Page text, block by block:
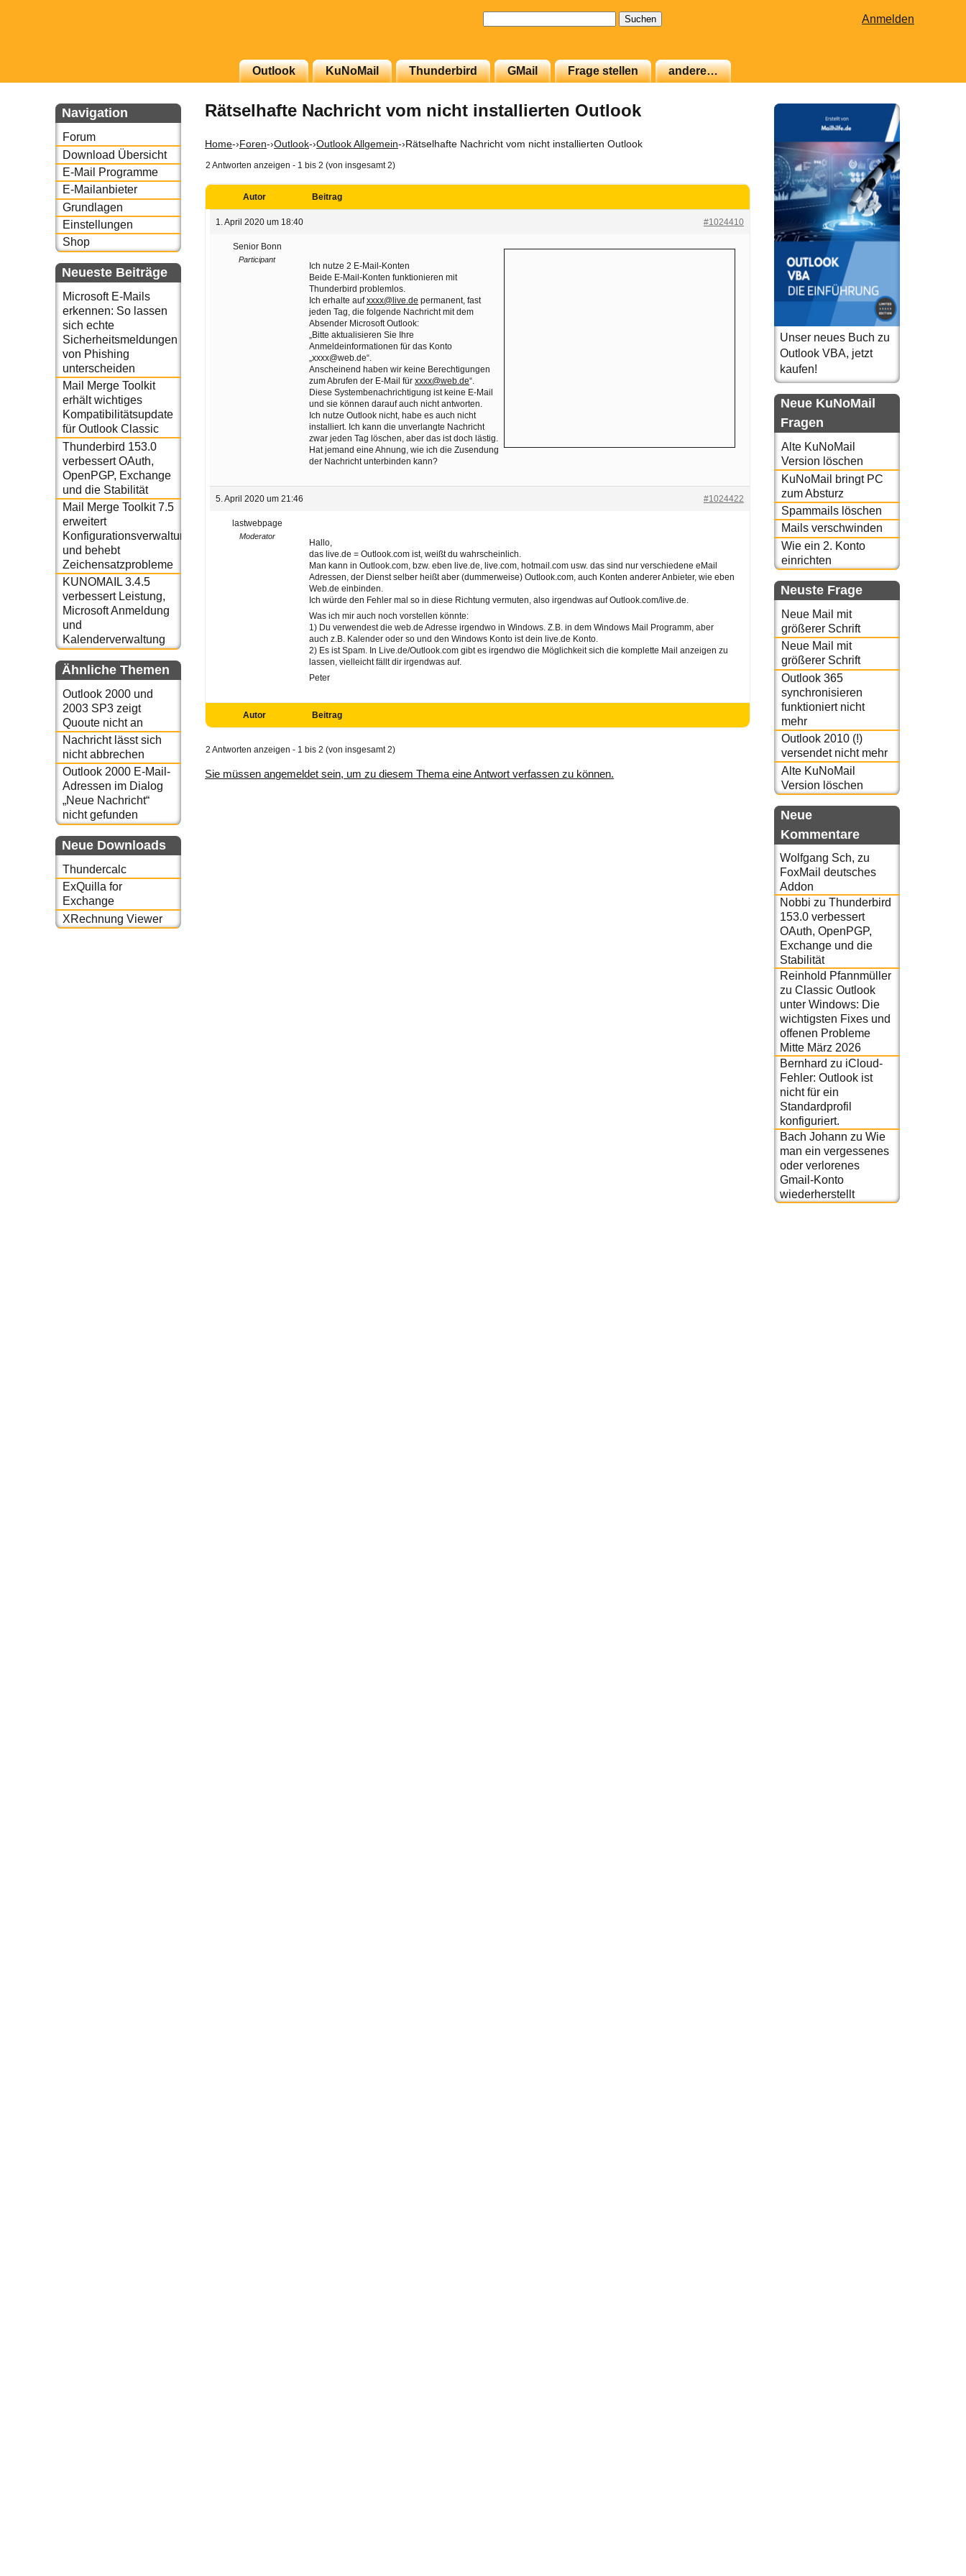
Anmelden
Outlook KuNoMail Thunderbird GMail Frage stellen andere…
Navigation
Forum
Download Übersicht
E-Mail Programme
E-Mailanbieter
Grundlagen
Einstellungen
Shop
Neueste Beiträge
Microsoft E-Mails
erkennen: So lassen
sich echte
Sicherheitsmeldungen
von Phishing
unterscheiden
Mail Merge Toolkit
erhält wichtiges
Kompatibilitätsupdate
für Outlook Classic
Thunderbird 153.0
verbessert OAuth,
OpenPGP, Exchange
und die Stabilität
Mail Merge Toolkit 7.5
erweitert
Konfigurationsverwaltung
und behebt
Zeichensatzprobleme
KUNOMAIL 3.4.5
verbessert Leistung,
Microsoft Anmeldung
und
Kalenderverwaltung
Ähnliche Themen
Outlook 2000 und
2003 SP3 zeigt
Quoute nicht an
Nachricht lässt sich
nicht abbrechen
Outlook 2000 E-Mail-
Adressen im Dialog
„Neue Nachricht“
nicht gefunden
Neue Downloads
Thundercalc
ExQuilla for
Exchange
XRechnung Viewer
Rätselhafte Nachricht vom nicht installierten Outlook
Home-›Foren-›Outlook-›Outlook Allgemein-›Rätselhafte Nachricht vom nicht installierten Outlook
2 Antworten anzeigen - 1 bis 2 (von insgesamt 2)
Autor Beitrag
1. April 2020 um 18:40 #1024410
Senior Bonn
Participant
Ich nutze 2 E-Mail-Konten
Beide E-Mail-Konten funktionieren mit
Thunderbird problemlos.
Ich erhalte aufxxxx@live.de permanent, fast
jeden Tag, die folgende Nachricht mit dem
Absender Microsoft Outlook:
„Bitte aktualisieren Sie Ihre
Anmeldeinformationen für das Konto
„xxxx@web.de“.
Anscheinend haben wir keine Berechtigungen
zum Abrufen der E-Mail fürxxxx@web.de“.
Diese Systembenachrichtigung ist keine E-Mail
und sie können darauf auch nicht antworten.
Ich nutze Outlook nicht, habe es auch nicht
installiert. Ich kann die unverlangte Nachricht
zwar jeden Tag löschen, aber das ist doch lästig.
Hat jemand eine Ahnung, wie ich die Zusendung
der Nachricht unterbinden kann?
5. April 2020 um 21:46 #1024422
lastwebpage
Moderator
Hallo,
das live.de = Outlook.com ist, weißt du wahrscheinlich.
Man kann in Outlook.com, bzw. eben live.de, live.com, hotmail.com usw. das sind nur verschiedene eMail
Adressen, der Dienst selber heißt aber (dummerweise) Outlook.com, auch Konten anderer Anbieter, wie eben
Web.de einbinden.
Ich würde den Fehler mal so in diese Richtung vermuten, also irgendwas auf Outlook.com/live.de.
Was ich mir auch noch vorstellen könnte:
1) Du verwendest die web.de Adresse irgendwo in Windows. Z.B. in dem Windows Mail Programm, aber
auch z.B. Kalender oder so und den Windows Konto ist dein live.de Konto.
2) Es ist Spam. In Live.de/Outlook.com gibt es irgendwo die Möglichkeit sich die komplette Mail anzeigen zu
lassen, vielleicht fällt dir irgendwas auf.
Peter
Autor Beitrag
2 Antworten anzeigen - 1 bis 2 (von insgesamt 2)
Sie müssen angemeldet sein, um zu diesem Thema eine Antwort verfassen zu können.
Unser neues Buch zu
Outlook VBA, jetzt
kaufen!
Neue KuNoMail
Fragen
Alte KuNoMail
Version löschen
KuNoMail bringt PC
zum Absturz
Spammails löschen
Mails verschwinden
Wie ein 2. Konto
einrichten
Neuste Frage
Neue Mail mit
größerer Schrift
Neue Mail mit
größerer Schrift
Outlook 365
synchronisieren
funktioniert nicht
mehr
Outlook 2010 (!)
versendet nicht mehr
Alte KuNoMail
Version löschen
Neue
Kommentare
Wolfgang Sch, zu
FoxMail deutsches
Addon
Nobbi zu Thunderbird
153.0 verbessert
OAuth, OpenPGP,
Exchange und die
Stabilität
Reinhold Pfannmüller
zu Classic Outlook
unter Windows: Die
wichtigsten Fixes und
offenen Probleme
Mitte März 2026
Bernhard zu iCloud-
Fehler: Outlook ist
nicht für ein
Standardprofil
konfiguriert.
Bach Johann zu Wie
man ein vergessenes
oder verlorenes
Gmail-Konto
wiederherstellt
Newsletter
Email für Sie
oder auch